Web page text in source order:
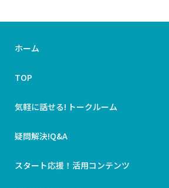
ホーム
TOP
気軽に話せる! トークルーム
疑問解決!Q&A
スタート応援！活用コンテンツ